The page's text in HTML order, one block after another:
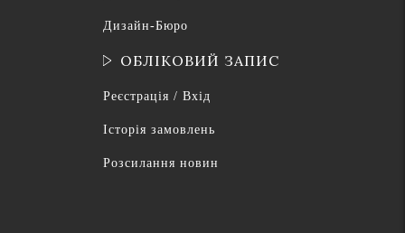
Дизайн-Бюро
ОБЛІКОВИЙ ЗАПИС
Реєстрація / Вхід
Історія замовлень
Розсилання новин